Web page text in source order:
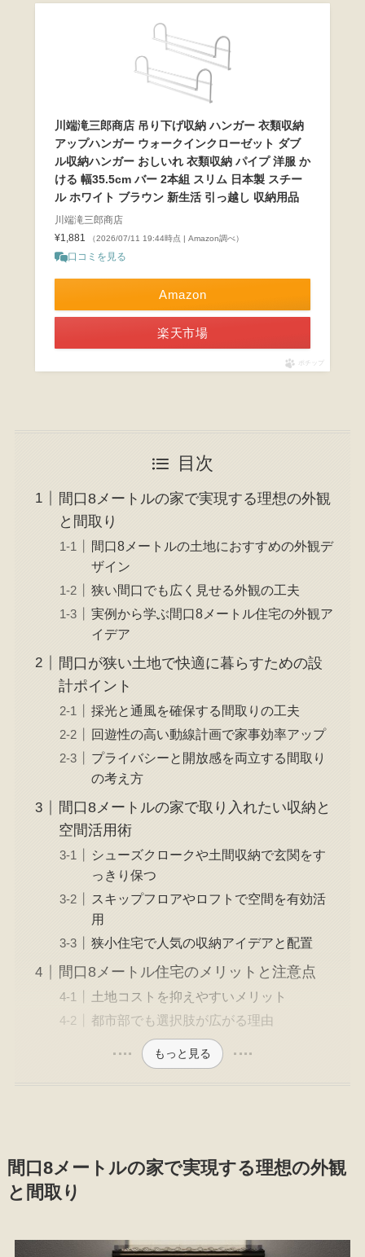
川端滝三郎商店 吊り下げ収納 ハンガー 衣類収納
アップハンガー ウォークインクローゼット ダブ
ル収納ハンガー おしいれ 衣類収納 パイプ 洋服 か
ける 幅35.5cm バー 2本組 スリム 日本製 スチー
ル ホワイト ブラウン 新生活 引っ越し 収納用品
川端滝三郎商店
¥1,881
（2026/07/11 19:44時点 | Amazon調べ）
口コミを見る
Amazon
楽天市場
ポチップ
目次
間口8メートルの家で実現する理想の外観
と間取り
間口8メートルの土地におすすめの外観デ
ザイン
狭い間口でも広く見せる外観の工夫
実例から学ぶ間口8メートル住宅の外観ア
イデア
間口が狭い土地で快適に暮らすための設
計ポイント
採光と通風を確保する間取りの工夫
回遊性の高い動線計画で家事効率アップ
プライバシーと開放感を両立する間取り
の考え方
間口8メートルの家で取り入れたい収納と
空間活用術
シューズクロークや土間収納で玄関をす
っきり保つ
スキップフロアやロフトで空間を有効活
用
狭小住宅で人気の収納アイデアと配置
間口8メートル住宅のメリットと注意点
土地コストを抑えやすいメリット
都市部でも選択肢が広がる理由
もっと見る
間口8メートルの家で実現する理想の外観
と間取り